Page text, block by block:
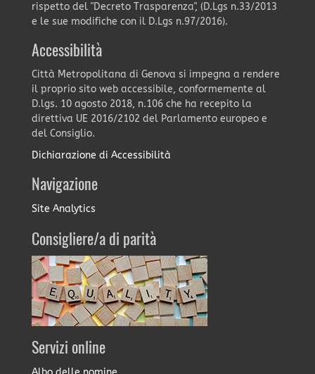
rispetto del "Decreto Trasparenza", (D.Lgs n.33/2013
e le sue modifiche con il D.Lgs n.97/2016).
Accessibilità
Città Metropolitana di Genova si impegna a rendere
il proprio sito web accessibile, conformemente al
D.lgs. 10 agosto 2018, n.106 che ha recepito la
direttiva UE 2016/2102 del Parlamento europeo e
del Consiglio.
Dichiarazione di Accessibilità
Navigazione
Site Analytics
Consigliere/a di parità
Servizi online